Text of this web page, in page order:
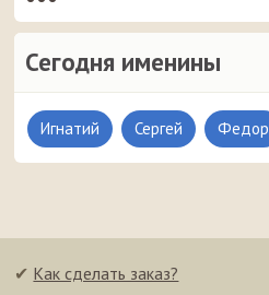
Сегодня именины
Игнатий Сергей Федор
✔ Как сделать заказ?